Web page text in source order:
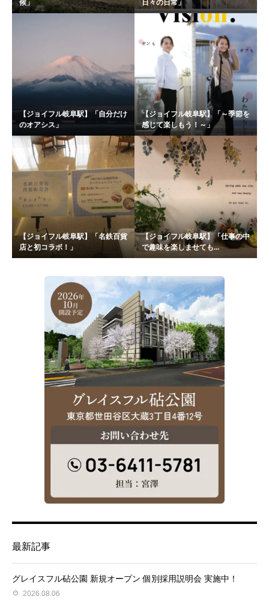
候」 日々の日常」
【ジョイフル岐阜駅】「自分だけ
のオアシス」
【ジョイフル岐阜駅】「～季節を
感じて楽しもう！～」
【ジョイフル岐阜駅】「名鉄百貨
店と初コラボ！」
【ジョイフル岐阜駅】「仕事の中
で趣味を楽しませても...
最新記事
グレイスフル砧公園 新規オープン 個別採用説明会 実施中！
2026.08.06